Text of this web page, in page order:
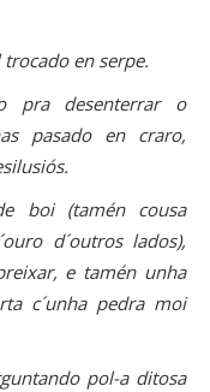
en serpe.
pra desenterrar o
pasado en craro,
boi (tamén cousa
d´outros lados),
e tamén unha
c´unha pedra moi
pol-a ditosa